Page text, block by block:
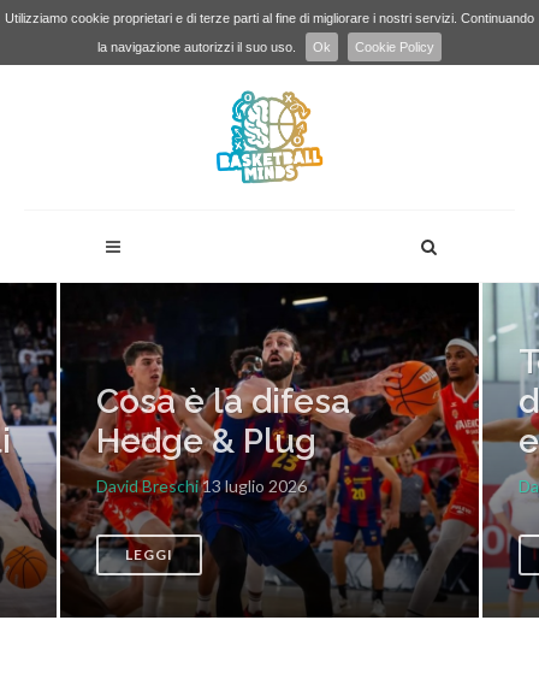
Utilizziamo cookie proprietari e di terze parti al fine di migliorare i nostri servizi. Continuando
la navigazione autorizzi il suo uso.
Ok Cookie Policy
Cosa è la difesa
Hedge & Plug
David Breschi13 luglio 2026
LEGGI